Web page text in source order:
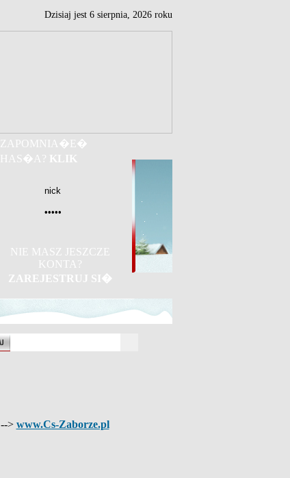
Dzisiaj jest 6 sierpnia, 2026 roku
ZAPOMNIA�E�
HAS�A? KLIK
NIE MASZ JESZCZE
KONTA?
ZAREJESTRUJ SI�
--> www.Cs-Zaborze.pl